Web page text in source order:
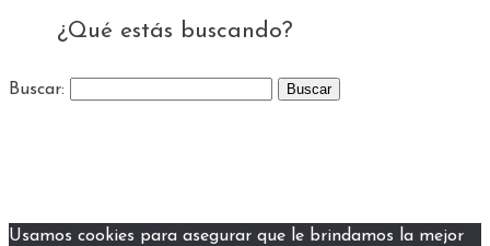
¿Qué estás buscando?
Buscar:
Usamos cookies para asegurar que le brindamos la mejor